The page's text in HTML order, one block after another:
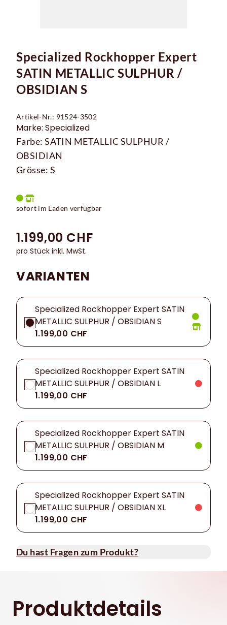
Specialized Rockhopper Expert
SATIN METALLIC SULPHUR /
OBSIDIAN S
Artikel-Nr.: 91524-3502
Marke: Specialized
Farbe: SATIN METALLIC SULPHUR /
OBSIDIAN
Grösse: S
sofort im Laden verfügbar
1.199,00 CHF
pro Stück inkl. MwSt.
VARIANTEN
Specialized Rockhopper Expert SATIN
METALLIC SULPHUR / OBSIDIAN S
1.199,00 CHF
Specialized Rockhopper Expert SATIN
METALLIC SULPHUR / OBSIDIAN L
1.199,00 CHF
Specialized Rockhopper Expert SATIN
METALLIC SULPHUR / OBSIDIAN M
1.199,00 CHF
Specialized Rockhopper Expert SATIN
METALLIC SULPHUR / OBSIDIAN XL
1.199,00 CHF
Du hast Fragen zum Produkt?
Produktdetails